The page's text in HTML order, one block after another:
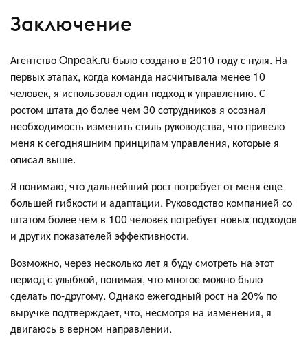
Заключение
Агентство Onpeak.ru было создано в 2010 году с нуля. На
первых этапах, когда команда насчитывала менее 10
человек, я использовал один подход к управлению. С
ростом штата до более чем 30 сотрудников я осознал
необходимость изменить стиль руководства, что привело
меня к сегодняшним принципам управления, которые я
описал выше.
Я понимаю, что дальнейший рост потребует от меня еще
большей гибкости и адаптации. Руководство компанией со
штатом более чем в 100 человек потребует новых подходов
и других показателей эффективности.
Возможно, через несколько лет я буду смотреть на этот
период с улыбкой, понимая, что многое можно было
сделать по-другому. Однако ежегодный рост на 20% по
выручке подтверждает, что, несмотря на изменения, я
двигаюсь в верном направлении.